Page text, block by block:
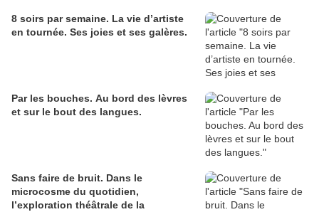
8 soirs par semaine. La vie d’artiste
en tournée. Ses joies et ses galères.
Par les bouches. Au bord des lèvres
et sur le bout des langues.
Sans faire de bruit. Dans le
microcosme du quotidien,
l’exploration théâtrale de la